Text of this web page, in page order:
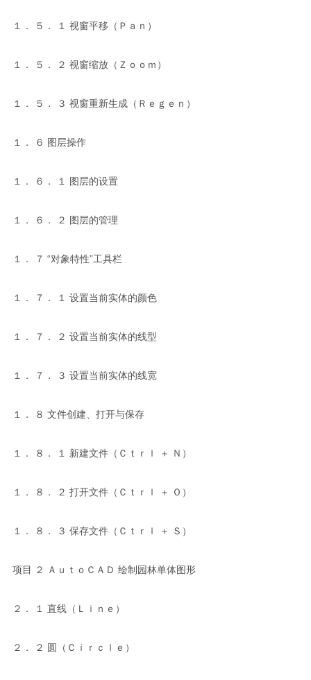
１． ５． １ 视窗平移（Ｐａｎ）
１． ５． ２ 视窗缩放（Ｚｏｏｍ）
１． ５． ３ 视窗重新生成（Ｒｅｇｅｎ）
１． ６ 图层操作
１． ６． １ 图层的设置
１． ６． ２ 图层的管理
１． ７ “对象特性”工具栏
１． ７． １ 设置当前实体的颜色
１． ７． ２ 设置当前实体的线型
１． ７． ３ 设置当前实体的线宽
１． ８ 文件创建、打开与保存
１． ８． １ 新建文件（Ｃｔｒｌ ＋ Ｎ）
１． ８． ２ 打开文件（Ｃｔｒｌ ＋ Ｏ）
１． ８． ３ 保存文件（Ｃｔｒｌ ＋ Ｓ）
项目 ２ ＡｕｔｏＣＡＤ 绘制园林单体图形
２． １ 直线（Ｌｉｎｅ）
２． ２ 圆（Ｃｉｒｃｌｅ）